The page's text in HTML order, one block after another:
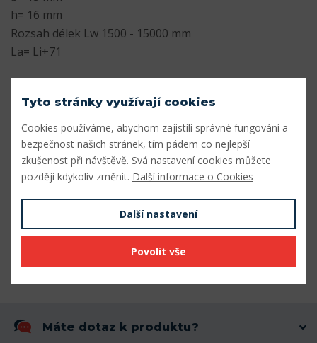
h= 16 mm
Rozsah délek Lw 1500 - 15000 mm
La= Li+71
Šířka profilu (mm)
Výška profilu (mm)
Vnitřní délka Li (mm) 3739
Výpočtová délka Lw (mm) 3810
Máte dotaz k produktu?
Tyto stránky využívají cookies
Cookies používáme, abychom zajistili správné fungování a
bezpečnost našich stránek, tím pádem co nejlepší
zkušenost při návštěvě. Svá nastavení cookies můžete
později kdykoliv změnit. Další informace o Cookies
Další nastavení
Povolit vše